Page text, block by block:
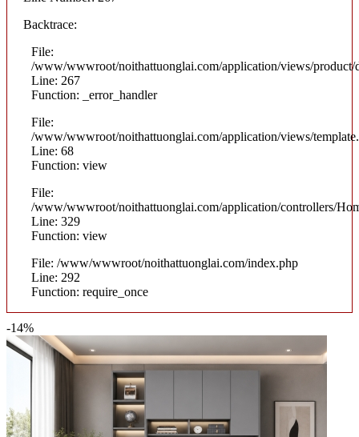
Backtrace:
File:
/www/wwwroot/noithattuonglai.com/application/views/product/
Line: 267
Function: _error_handler
File:
/www/wwwroot/noithattuonglai.com/application/views/
Line: 68
Function: view
File:
/www/wwwroot/noithattuonglai.com/application/controllers/
Line: 329
Function: view
File: /www/wwwroot/noithattuonglai.com/index.php
Line: 292
Function: require_once
-14%